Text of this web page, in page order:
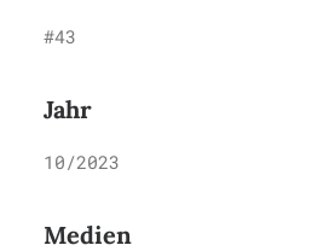
#43
Jahr
10/2023
Medien